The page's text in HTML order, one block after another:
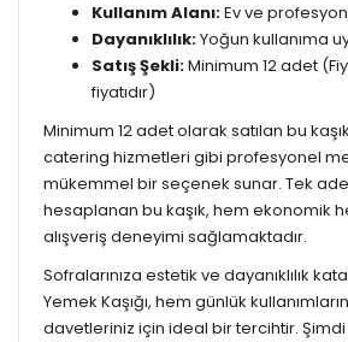
Kullanım Alanı:Ev ve
Dayanıklılık:Yoğun kullanıma
Satış Şekli:Minimum 12 adet
fiyatıdır)
Minimum 12 adet olarak satılan bu
catering hizmetleri gibi profesyonel
mükemmel bir seçenek sunar. Tek
hesaplanan bu kaşık, hem ekonomik
alışveriş deneyimi sağlamaktadır.
Sofralarınıza estetik ve dayanıklılık
Yemek Kaşığı, hem günlük
davetleriniz için ideal bir tercihtir. Şimdi